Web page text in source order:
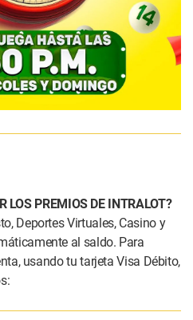
LOS PREMIOS DE INTRALOT?
Deportes Virtuales, Casino y
al saldo. Para
usando tu tarjeta Visa Débito,